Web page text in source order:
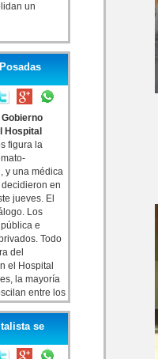
un
Hospital
figura la
y una médica
en
jueves. El
Los
e
Todo
del
el Hospital
la mayoría
entre los
se